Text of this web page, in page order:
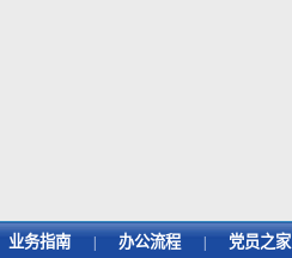
业务指南 办公流程 党员之家